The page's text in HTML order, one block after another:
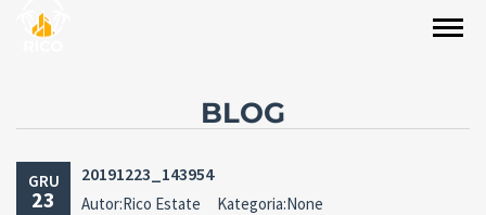
BLOG
GRU
23
20191223_143954
Autor:Rico Estate Kategoria:None